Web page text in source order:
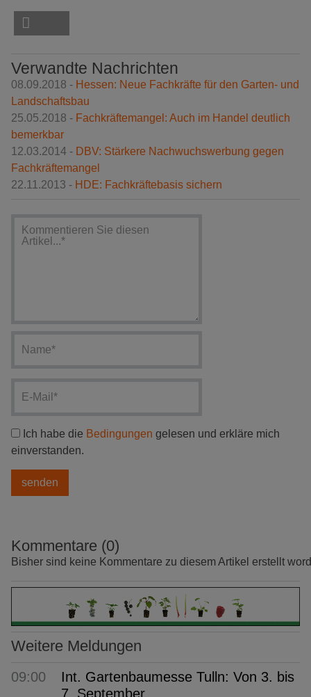
Verwandte Nachrichten
08.09.2018 - Hessen: Neue Fachkräfte für den Garten- und
Landschaftsbau
25.05.2018 - Fachkräftemangel: Auch im Handel deutlich
bemerkbar
12.03.2014 - DBV: Stärkere Nachwuchswerbung gegen
Fachkräftemangel
22.11.2013 - HDE: Fachkräftebasis sichern
Ich habe die Bedingungen gelesen und erkläre mich
einverstanden.
Kommentare (0)
Bisher sind keine Kommentare zu diesem Artikel erstellt
Weitere Meldungen
09:00
Int. Gartenbaumesse Tulln: Von 3. bis
7. September